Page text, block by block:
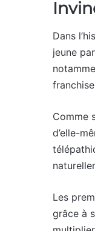
Dans
jeune
Comme
d’elle-
Les
grâce à